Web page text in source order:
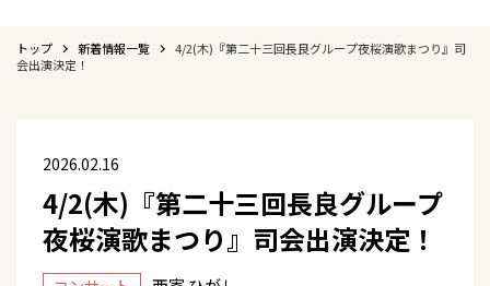
トップ 新着情報一覧
4/2(木)『第二十三回長良グループ夜桜演歌まつり』司
会出演決定！
2026.02.16
4/2(木)『第二十三回長良グループ
夜桜演歌まつり』司会出演決定！